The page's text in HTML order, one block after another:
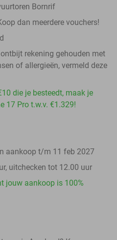
Bornrif
dan meerdere vouchers!
rekening gehouden met
of allergieën, vermeld deze
die je besteedt, maak je
17 Pro t.w.v. €1.329!
aankoop t/m 11 feb 2027
uitchecken tot 12.00 uur
jouw aankoop is 100%